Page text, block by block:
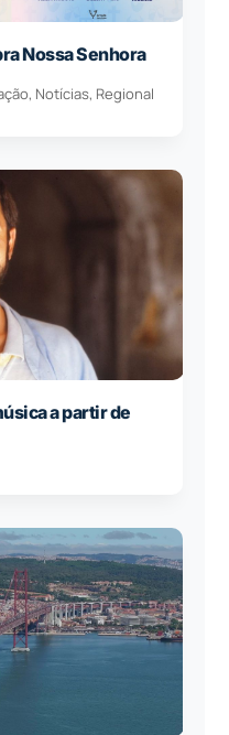
Nossa Senhora
, Notícias, Regional
a partir de